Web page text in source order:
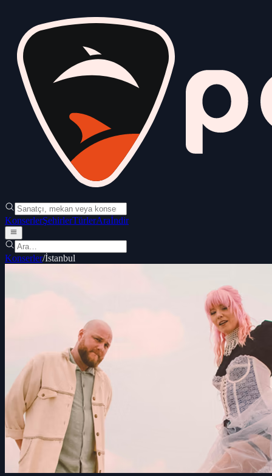
KonserlerŞehirlerTürlerAraİndir
Konserler/İstanbul